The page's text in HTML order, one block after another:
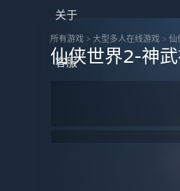
关于
客服
所有游戏 > 大型多人在线‎游戏 > 仙
仙侠世界2-神